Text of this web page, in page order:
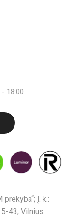
- 18:00
Į. k.:
43, Vilnius